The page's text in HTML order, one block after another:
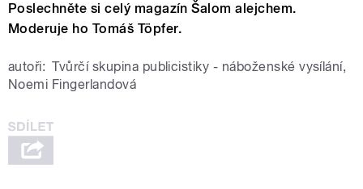
Poslechněte si celý magazín Šalom alejchem.
Moderuje ho Tomáš Töpfer.
autoři: Tvůrčí skupina publicistiky - náboženské vysílání,
Noemi Fingerlandová